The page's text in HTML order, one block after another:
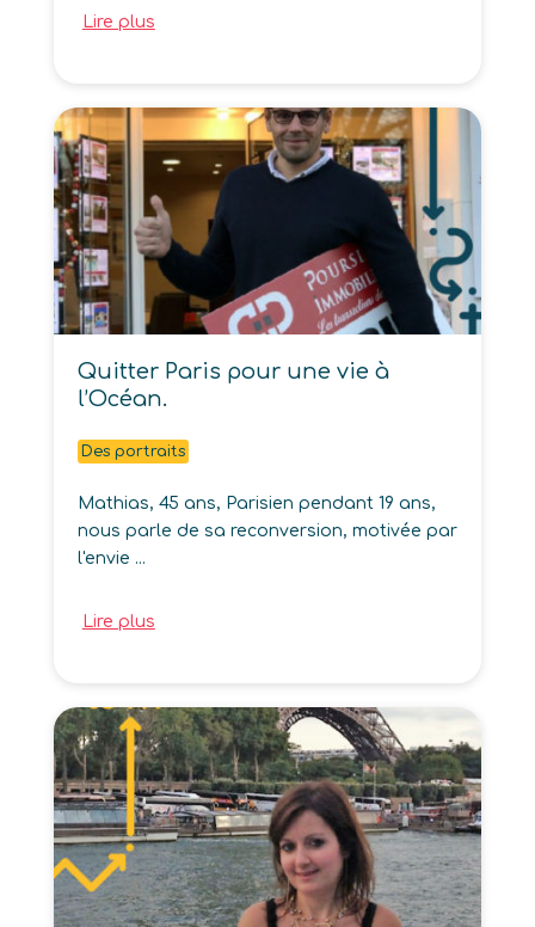
Lire plus
Quitter Paris pour une vie à
l’Océan.
Des portraits
Mathias, 45 ans, Parisien pendant 19 ans,
nous parle de sa reconversion, motivée par
l'envie ...
Lire plus